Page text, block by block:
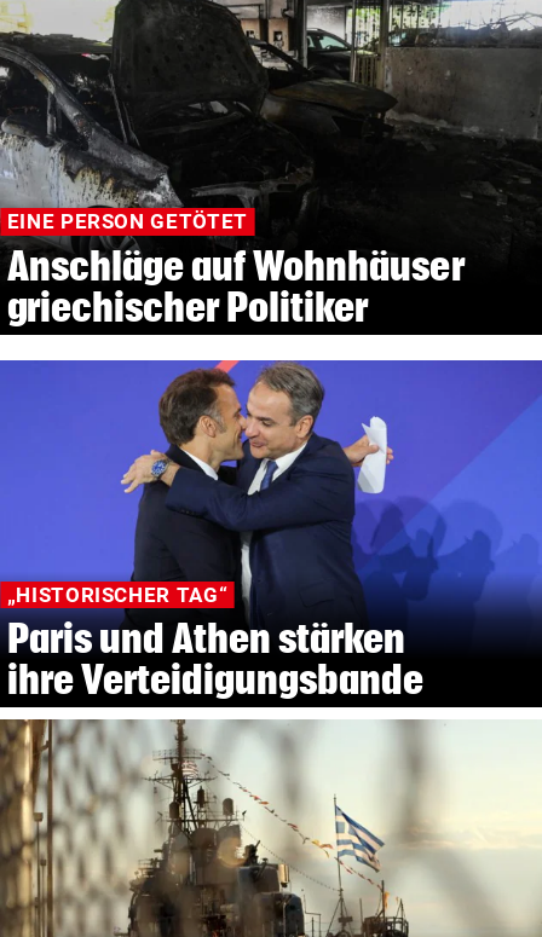
EINE PERSON GETÖTET
Anschläge auf Wohnhäuser
griechischer Politiker
„HISTORISCHER TAG“
Paris und Athen stärken
ihre Verteidigungsbande